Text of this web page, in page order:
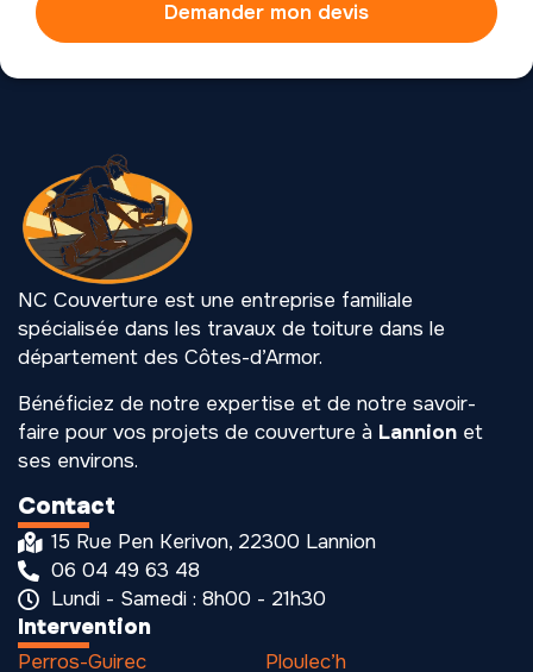
Demander mon devis
NC Couverture est une entreprise familiale
spécialisée dans les travaux de toiture dans le
département des Côtes-d’Armor.
Bénéficiez de notre expertise et de notre savoir-
faire pour vos projets de couverture à Lannion et
ses environs.
Intervention
Perros-Guirec Ploulec’h
Contact
15 Rue Pen Kerivon, 22300 Lannion
06 04 49 63 48
Lundi - Samedi : 8h00 - 21h30